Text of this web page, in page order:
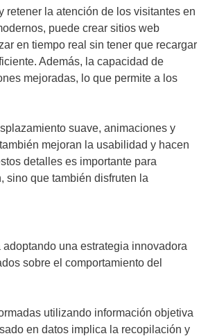
retener la atención de los visitantes en
puede crear sitios web
en tiempo real sin tener que recargar
Además, la capacidad de
mejoradas, lo que permite a los
suave, animaciones y
mejoran la usabilidad y hacen
detalles es importante para
sino que también disfruten la
una estrategia innovadora
sobre el comportamiento del
utilizando información objetiva
en datos implica la recopilación y